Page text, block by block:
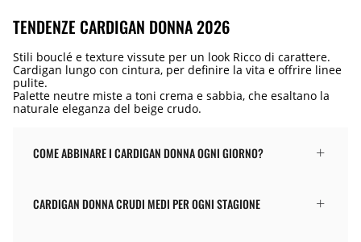
TENDENZE CARDIGAN DONNA 2026
Stili bouclé e texture vissute per un look Ricco di carattere.
Cardigan lungo con cintura, per definire la vita e offrire linee
pulite.
Palette neutre miste a toni crema e sabbia, che esaltano la
naturale eleganza del beige crudo.
COME ABBINARE I CARDIGAN DONNA OGNI GIORNO?
CARDIGAN DONNA CRUDI MEDI PER OGNI STAGIONE